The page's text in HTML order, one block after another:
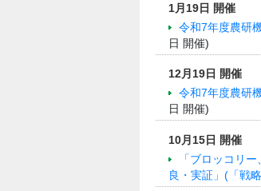
1月19日 開催
令和7年度農研
日 開催)
12月19日 開催
令和7年度農研
日 開催)
10月15日 開催
「ブロッコリ
良・実証」(「戦